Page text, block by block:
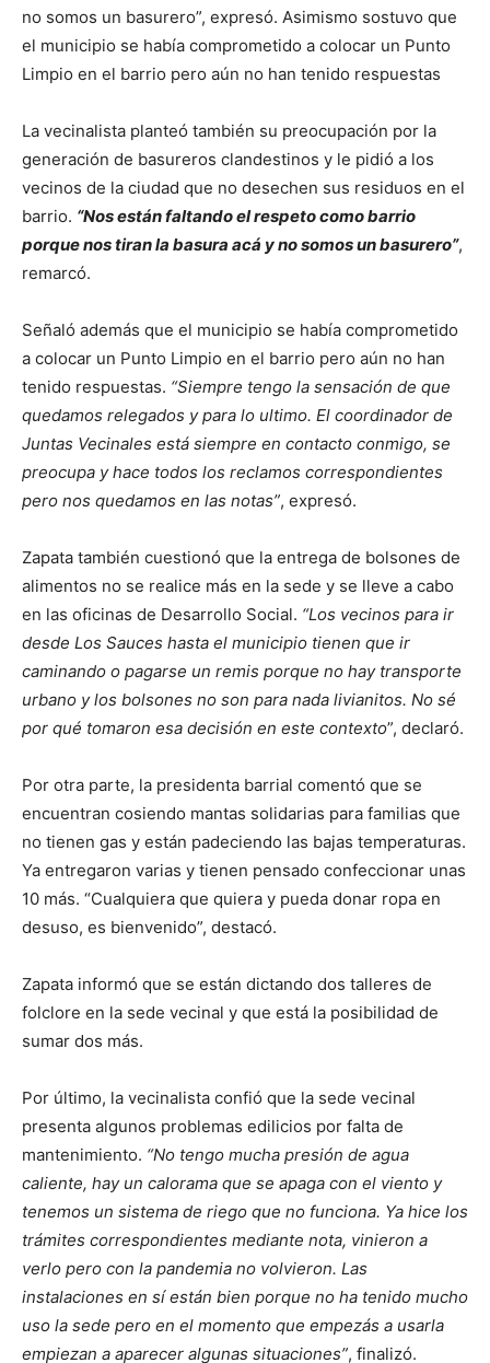
no somos un basurero”, expresó. Asimismo sostuvo que
el municipio se había comprometido a colocar un Punto
Limpio en el barrio pero aún no han tenido respuestas
La vecinalista planteó también su preocupación por la
generación de basureros clandestinos y le pidió a los
vecinos de la ciudad que no desechen sus residuos en el
barrio. “Nos están faltando el respeto como barrio
porque nos tiran la basura acá y no somos un basurero”,
remarcó.
Señaló además que el municipio se había comprometido
a colocar un Punto Limpio en el barrio pero aún no han
tenido respuestas. “Siempre tengo la sensación de que
quedamos relegados y para lo ultimo. El coordinador de
Juntas Vecinales está siempre en contacto conmigo, se
preocupa y hace todos los reclamos correspondientes
pero nos quedamos en las notas”, expresó.
Zapata también cuestionó que la entrega de bolsones de
alimentos no se realice más en la sede y se lleve a cabo
en las oficinas de Desarrollo Social. “Los vecinos para ir
desde Los Sauces hasta el municipio tienen que ir
caminando o pagarse un remis porque no hay transporte
urbano y los bolsones no son para nada livianitos. No sé
por qué tomaron esa decisión en este contexto”, declaró.
Por otra parte, la presidenta barrial comentó que se
encuentran cosiendo mantas solidarias para familias que
no tienen gas y están padeciendo las bajas temperaturas.
Ya entregaron varias y tienen pensado confeccionar unas
10 más. “Cualquiera que quiera y pueda donar ropa en
desuso, es bienvenido”, destacó.
Zapata informó que se están dictando dos talleres de
folclore en la sede vecinal y que está la posibilidad de
sumar dos más.
Por último, la vecinalista confió que la sede vecinal
presenta algunos problemas edilicios por falta de
mantenimiento. “No tengo mucha presión de agua
caliente, hay un calorama que se apaga con el viento y
tenemos un sistema de riego que no funciona. Ya hice los
trámites correspondientes mediante nota, vinieron a
verlo pero con la pandemia no volvieron. Las
instalaciones en sí están bien porque no ha tenido mucho
uso la sede pero en el momento que empezás a usarla
empiezan a aparecer algunas situaciones”, finalizó.